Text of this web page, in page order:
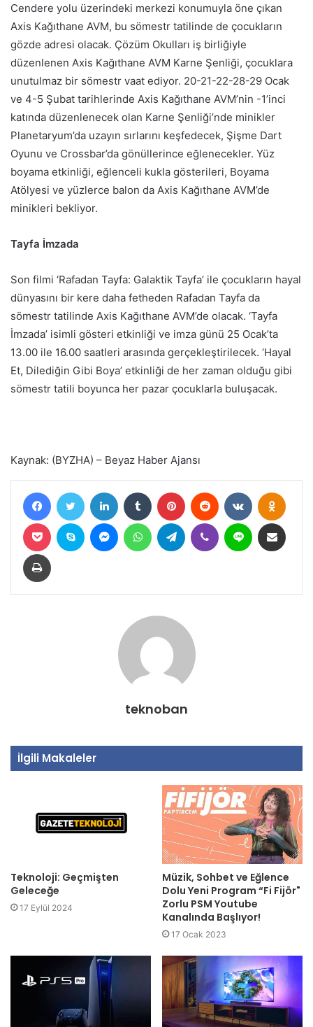
Cendere yolu üzerindeki merkezi konumuyla öne çıkan
Axis Kağıthane AVM, bu sömestr tatilinde de çocukların
gözde adresi olacak. Çözüm Okulları iş birliğiyle
düzenlenen Axis Kağıthane AVM Karne Şenliği, çocuklara
unutulmaz bir sömestr vaat ediyor. 20-21-22-28-29 Ocak
ve 4-5 Şubat tarihlerinde Axis Kağıthane AVM’nin -1’inci
katında düzenlenecek olan Karne Şenliği’nde minikler
Planetaryum’da uzayın sırlarını keşfedecek, Şişme Dart
Oyunu ve Crossbar’da gönüllerince eğlenecekler. Yüz
boyama etkinliği, eğlenceli kukla gösterileri, Boyama
Atölyesi ve yüzlerce balon da Axis Kağıthane AVM’de
minikleri bekliyor.
Tayfa İmzada
Son filmi ‘Rafadan Tayfa: Galaktik Tayfa’ ile çocukların hayal
dünyasını bir kere daha fetheden Rafadan Tayfa da
sömestr tatilinde Axis Kağıthane AVM’de olacak. ‘Tayfa
İmzada’ isimli gösteri etkinliği ve imza günü 25 Ocak’ta
13.00 ile 16.00 saatleri arasında gerçekleştirilecek. ‘Hayal
Et, Dilediğin Gibi Boya’ etkinliği de her zaman olduğu gibi
sömestr tatili boyunca her pazar çocuklarla buluşacak.
Kaynak: (BYZHA) – Beyaz Haber Ajansı
FacebookTwitter LinkedIn Tumblr Pinterest Reddit VKontakte
Pocket Skype MessengerWhatsAppTelegram Viber Line
Yazdır
teknoban
İlgili Makaleler
Teknoloji: Geçmişten
Geleceğe
17 Eylül 2024
Müzik, Sohbet ve Eğlence
Dolu Yeni Program “Fi Fijör"
Zorlu PSM Youtube
Kanalında Başlıyor!
17 Ocak 2023